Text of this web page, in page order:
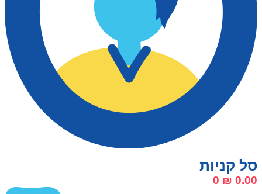
₪ 0.00
0